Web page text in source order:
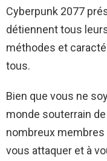
Cyberpunk 2077
détiennent tous
méthodes et
tous.
Bien que vous ne
monde souterrain
nombreux
vous attaquer et à